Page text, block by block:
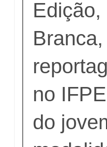
no
do